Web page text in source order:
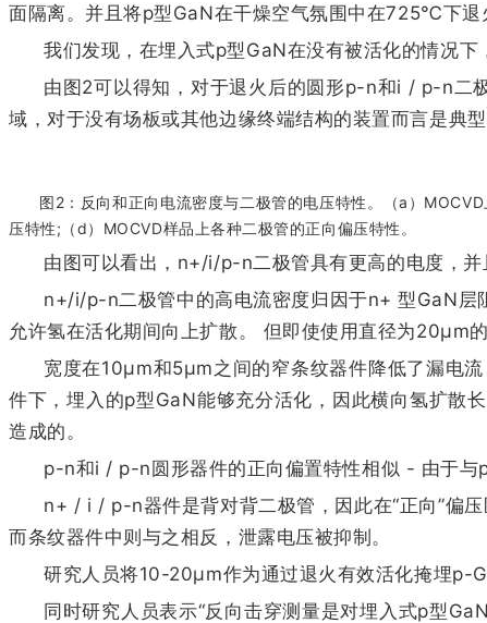
面隔离。并且将p型GaN在干燥空气氛围中在725℃下退
我们发现，在埋入式p型GaN在没有被活化的情况
由图2可以得知，对于退火后的圆形p-n和i / p-n二
域，对于没有场板或其他边缘终端结构的装置而言是典
图2：反向和正向电流密度与二极管的电压特性。（a）
压特性;（d）MOCVD样品上各种二极管的正向偏压特性。
由图可以看出，n+/i/p-n二极管具有更高的电度，
n+/i/p-n二极管中的高电流密度归因于n+ 型GaN层
允许氢在活化期间向上扩散。 但即使使用直径为20μm
宽度在10μm和5μm之间的窄条纹器件降低了漏电
件下，埋入的p型GaN能够充分活化，因此横向氢扩散
造成的。
p-n和i / p-n圆形器件的正向偏置特性相似 - 由于与
n+ / i / p-n器件是背对背二极管，因此在“正向”偏
而条纹器件中则与之相反，泄露电压被抑制。
研究人员将10-20μm作为通过退火有效活化掩埋p-
同时研究人员表示“反向击穿测量是对埋入式p型